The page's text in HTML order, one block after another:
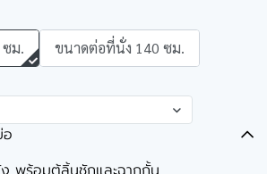
ม. ขนาดต่อที่นั่ง 140 ซม.